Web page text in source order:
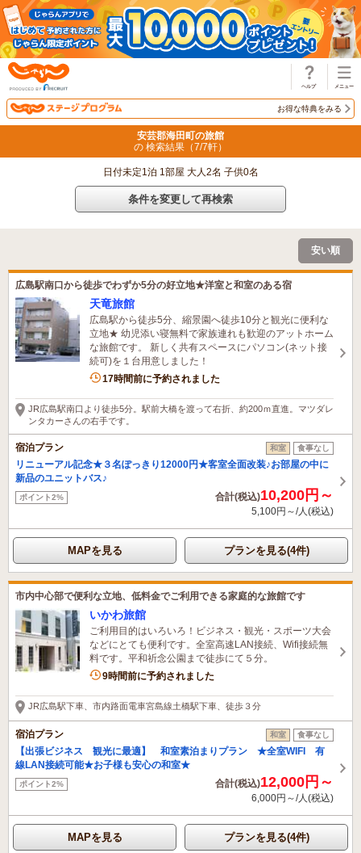
お得な特典をみる
安芸郡海田町の旅館
の 検索結果（7/7軒）
日付未定1泊 1部屋 大人2名 子供0名
条件を変更して再検索
安い順
広島駅南口から徒歩でわずか5分の好立地★洋室と和室のある宿
天竜旅館
広島駅から徒歩5分、縮景園へ徒歩10分と観光に便利な
立地★ 幼児添い寝無料で家族連れも歓迎のアットホーム
な旅館です。 新しく共有スペースにパソコン(ネット接
続可)を１台用意しました！
17時間前に予約されました
JR広島駅南口より徒歩5分。駅前大橋を渡って右折、約200ｍ直進。マツダレ
ンタカーさんの右手です。
宿泊プラン 和室 食事なし
リニューアル記念★３名ぽっきり12000円★客室全面改装♪お部屋の中に
新品のユニットバス♪
ポイント2% 合計(税込)10,200円～
5,100円～/人(税込)
MAPを見る プランを見る(4件)
市内中心部で便利な立地、低料金でご利用できる家庭的な旅館です
いかわ旅館
ご利用目的はいろいろ！ビジネス・観光・スポーツ大会
などにとても便利です。全室高速LAN接続、Wifi接続無
料です。平和祈念公園まで徒歩にて５分。
9時間前に予約されました
JR広島駅下車、市内路面電車宮島線土橋駅下車、徒歩３分
宿泊プラン 和室 食事なし
【出張ビジネス 観光に最適】 和室素泊まりプラン ★全室WIFI 有
線LAN接続可能★お子様も安心の和室★
ポイント2% 合計(税込)12,000円～
6,000円～/人(税込)
MAPを見る プランを見る(4件)